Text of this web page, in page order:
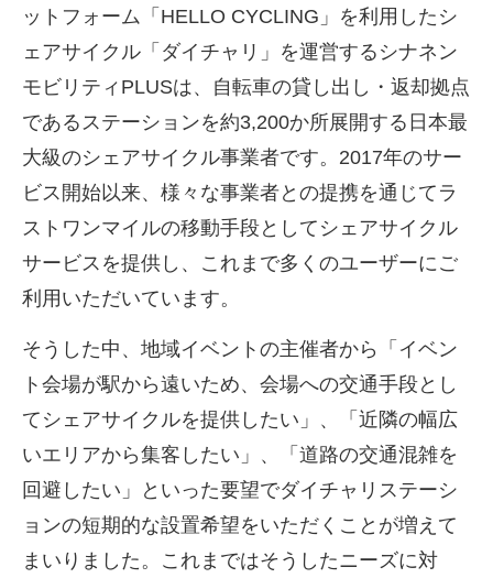
ットフォーム「 HELLO CYCLING 」を利用したシ
ェアサイクル「ダイチャリ」を運営するシナネン
モビリティ PLUSは、自転車の貸し出し・返却拠点
であるステーションを約3,200か所展開する日本最
大級のシェアサイクル事業者です。 2017年のサー
ビス開始以来、様々な事業者との提携を通じてラ
ストワンマイルの移動手段としてシェアサイクル
サービスを提供し、これまで多くのユーザーにご
利用いただいています。
そうした中、地域イベントの主催者から「イベン
ト会場が駅から遠いため、会場への交通手段とし
てシェアサイクルを提供したい」、「近隣の幅広
いエリアから集客したい」、「道路の交通混雑を
回避したい」といった要望でダイチャリステーシ
ョンの短期的な設置希望をいただくことが増えて
まいりました。これまではそうしたニーズに対